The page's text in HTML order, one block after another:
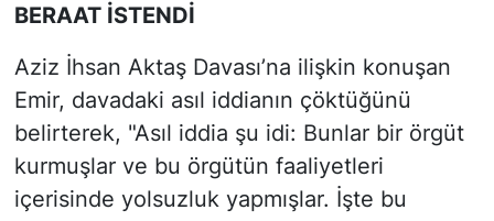
BERAAT İSTENDİ
Aziz İhsan Aktaş Davası’na ilişkin konuşan
Emir, davadaki asıl iddianın çöktüğünü
belirterek, "Asıl iddia şu idi: Bunlar bir örgüt
kurmuşlar ve bu örgütün faaliyetleri
içerisinde yolsuzluk yapmışlar. İşte bu